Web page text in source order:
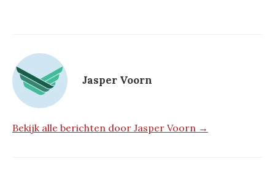
Jasper Voorn
Bekijk alle berichten door Jasper Voorn →